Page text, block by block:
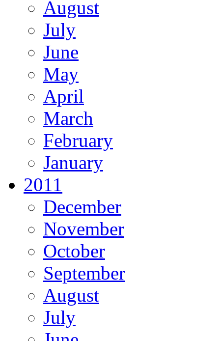
August
July
June
May
April
March
February
January
2011
December
November
October
September
August
July